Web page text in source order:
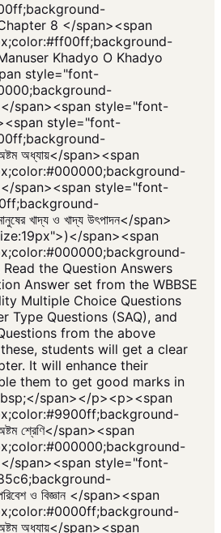
8 </span><span
Khadyo O Khadyo
style="font-
span><span style="font-
style="font-
অধ্যায়</span><span
span><span style="font-
খাদ্য ও খাদ্য উৎপাদন</span>
span><span
the Question Answers
Answer set from the WBBSE
Multiple Choice Questions
Type Questions (SAQ), and
from the above
students will get a clear
It will enhance their
them to get good marks in
span></p><p><span
শ্রেণি</span><span
span><span style="font-
ও বিজ্ঞান </span><span
অধ্যায়</span><span